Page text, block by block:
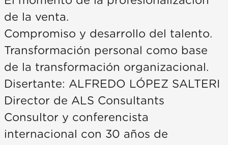
de la venta.
Compromiso y desarrollo del talento.
Transformación personal como base
de la transformación organizacional.
Disertante: ALFREDO LÓPEZ SALTERI
Director de ALS Consultants
Consultor y conferencista
internacional con 30 años de